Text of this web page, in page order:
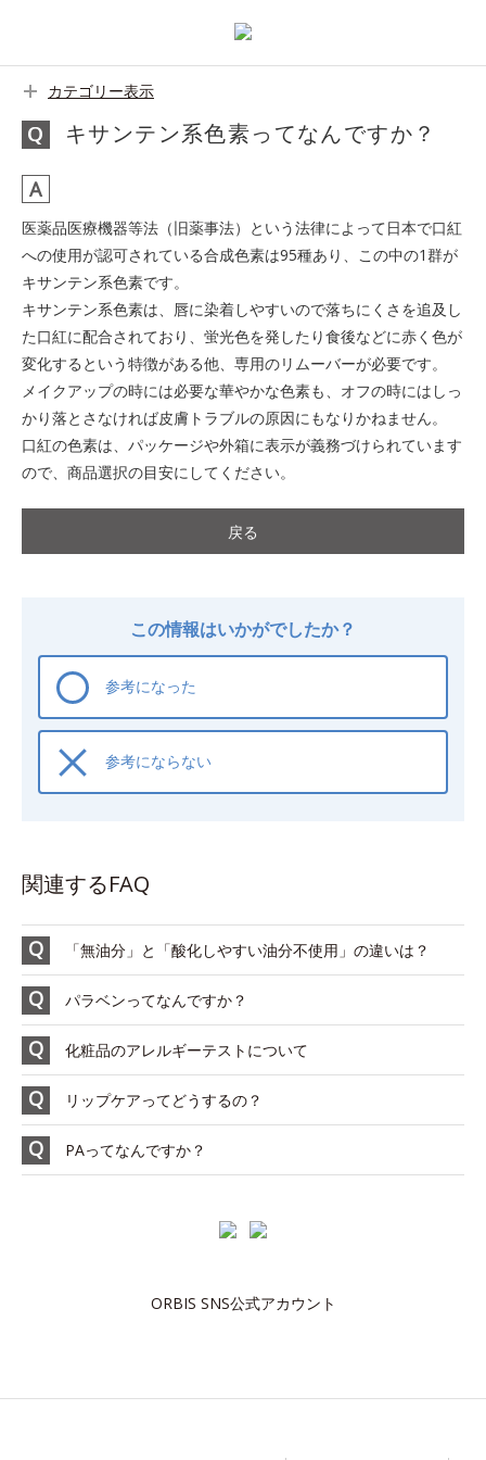
カテゴリー表示
キサンテン系色素ってなんですか？
医薬品医療機器等法（旧薬事法）という法律によって日本で口紅
への使用が認可されている合成色素は95種あり、この中の1群が
キサンテン系色素です。
キサンテン系色素は、唇に染着しやすいので落ちにくさを追及し
た口紅に配合されており、蛍光色を発したり食後などに赤く色が
変化するという特徴がある他、専用のリムーバーが必要です。
メイクアップの時には必要な華やかな色素も、オフの時にはしっ
かり落とさなければ皮膚トラブルの原因にもなりかねません。
口紅の色素は、パッケージや外箱に表示が義務づけられています
ので、商品選択の目安にしてください。
戻る
この情報はいかがでしたか？
参考になった
参考にならない
関連するFAQ
「無油分」と「酸化しやすい油分不使用」の違いは？
パラベンってなんですか？
化粧品のアレルギーテストについて
リップケアってどうするの？
PAってなんですか？
ORBIS SNS公式アカウント